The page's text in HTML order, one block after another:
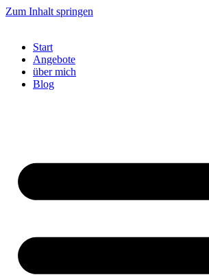
Zum Inhalt springen
Start
Angebote
über mich
Blog